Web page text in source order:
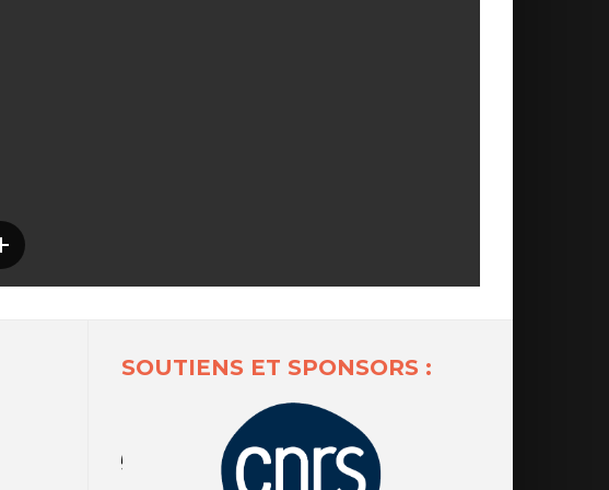
SOUTIENS ET SPONSORS :